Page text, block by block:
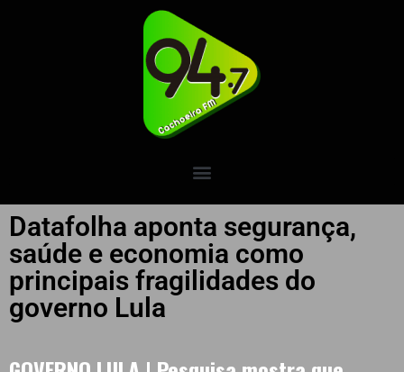
Datafolha aponta segurança,
saúde e economia como
principais fragilidades do
governo Lula